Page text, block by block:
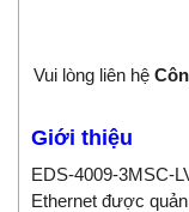
Vui lòng liên hệ
Giới thiệu
EDS-4009-3MSC-
Ethernet được